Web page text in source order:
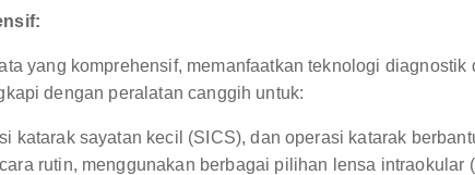
yang komprehensif, memanfaatkan teknologi diagnostik
dengan peralatan canggih untuk:
katarak sayatan kecil (SICS), dan operasi katarak
rutin, menggunakan berbagai pilihan lensa intraokular